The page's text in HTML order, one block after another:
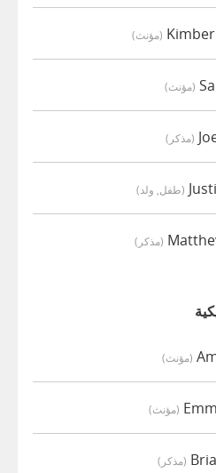
(مؤنث)
(مؤنث)
(مذكر)
(طفل, ولد)
(مذكر)
(مؤنث)
(مؤنث)
(مذكر)